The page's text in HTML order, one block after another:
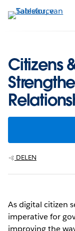
Verder
naar
Citizens
DELEN
As digital citizen
imperative for
improving the